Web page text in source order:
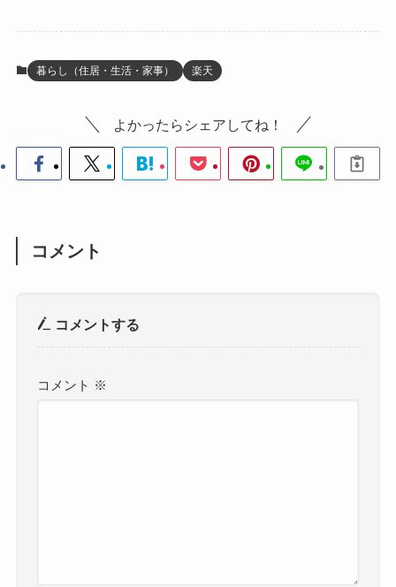
暮らし（住居・生活・家事） 楽天
よかったらシェアしてね！
コメント
コメントする
コメント ※